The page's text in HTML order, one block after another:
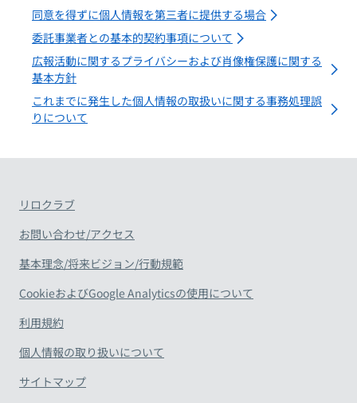
同意を得ずに個人情報を第三者に提供する場合
委託事業者との基本的契約事項について
広報活動に関するプライバシーおよび肖像権保護に関する
基本方針
これまでに発生した個人情報の取扱いに関する事務処理誤
りについて
リロクラブ
お問い合わせ/アクセス
基本理念/将来ビジョン/行動規範
CookieおよびGoogle Analyticsの使用について
利用規約
個人情報の取り扱いについて
サイトマップ